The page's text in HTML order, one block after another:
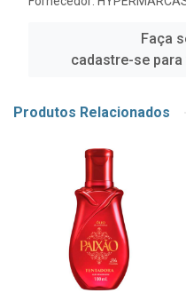
Faça
cadastre-se
Produtos Relacionados